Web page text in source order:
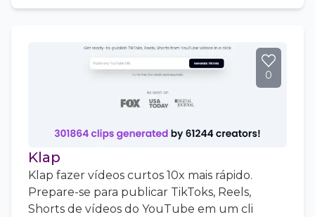
0
Klap
Klap fazer vídeos curtos 10x mais rápido.
Prepare-se para publicar TikToks, Reels,
Shorts de vídeos do YouTube em um cli